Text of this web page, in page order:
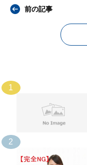
前の記事
1
2